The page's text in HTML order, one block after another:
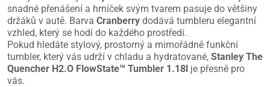
snadné přenášení a hrníček svým tvarem pasuje do většiny
držáků v autě. Barva Cranberry dodává tumbleru elegantní
vzhled, který se hodí do každého prostředí.
Pokud hledáte stylový, prostorný a mimořádně funkční
tumbler, který vás udrží v chladu a hydratované, Stanley The
Quencher H2.O FlowState™ Tumbler 1.18l je přesně pro
vás.